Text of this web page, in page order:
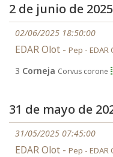
2 de junio de 2025
02/06/2025 18:50:00
EDAR Olot - Pep - EDAR
3 Corneja Corvus corone
31 de mayo de
31/05/2025 07:45:00
EDAR Olot - Pep - EDAR